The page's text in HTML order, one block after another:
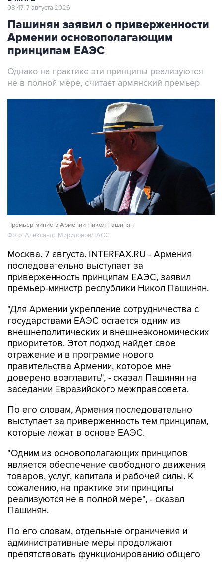
08:47, 7 августа 2026
Пашинян заявил о приверженности
Армении основополагающим
принципам ЕАЭС
Однако на практике эти принципы реализуются
не в полной мере, считает армянский премьер
Премьер-министр Армении Никол Пашинян
Фото: Александр Миридонов/ТАСС
Москва. 7 августа. INTERFAX.RU - Армения
последовательно выступает за
приверженность принципам ЕАЭС, заявил
премьер-министр республики Никол Пашинян.
"Для Армении укрепление сотрудничества с
государствами ЕАЭС остается одним из
внешнеполитических и внешнеэкономических
приоритетов. Этот подход найдет свое
отражение и в программе нового
правительства Армении, которое мне
доверено возглавить", - сказал Пашинян на
заседании Евразийского межправсовета.
По его словам, Армения последовательно
выступает за приверженность тем принципам,
которые лежат в основе ЕАЭС.
"Одним из основополагающих принципов
является обеспечение свободного движения
товаров, услуг, капитала и рабочей силы. К
сожалению, на практике эти принципы
реализуются не в полной мере", - сказал
Пашинян.
По его словам, отдельные ограничения и
административные меры продолжают
препятствовать функционированию общего